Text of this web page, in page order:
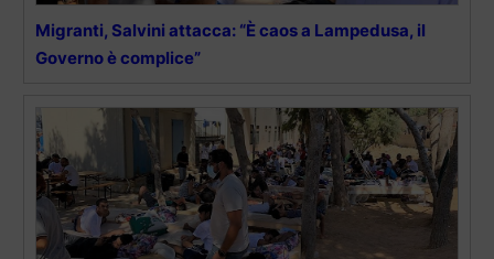
Migranti, Salvini attacca: “È caos a Lampedusa, il
Governo è complice”